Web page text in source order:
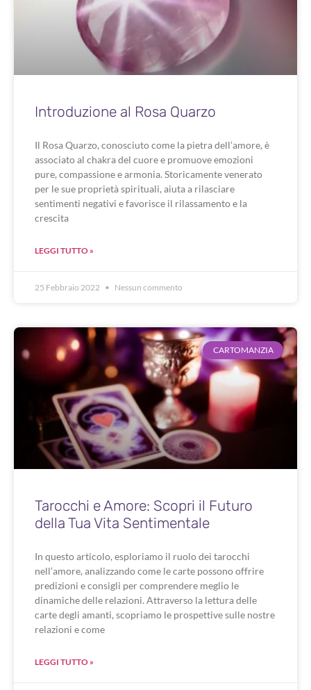
Introduzione al Rosa Quarzo
Il Rosa Quarzo, conosciuto come la pietra dell’amore, è
associato al chakra del cuore e promuove emozioni
pure, compassione e armonia. Storicamente venerato
per le sue proprietà spirituali, aiuta a rilasciare
sentimenti negativi e favorisce il rilassamento e la
crescita
LEGGI TUTTO »
25 Febbraio 2022 Nessun commento
CARTOMANZIA
Tarocchi e Amore: Scopri il Futuro
della Tua Vita Sentimentale
In questo articolo, esploriamo il ruolo dei tarocchi
nell’amore, analizzando come le carte possono offrire
predizioni e consigli per comprendere meglio le
dinamiche delle relazioni. Attraverso la lettura delle
carte degli amanti, scopriamo le prospettive sulle nostre
relazioni e come
LEGGI TUTTO »